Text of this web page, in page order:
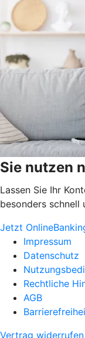
Sie nutzen
Lassen Sie Ihr
besonders schnell
Jetzt
Impressum
Datenschutz
Rechtliche
AGB
Vertrag widerrufen